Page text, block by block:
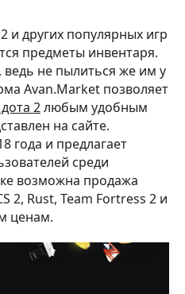
и других популярных игр
предметы инвентаря.
ведь не пылиться же им у
Avan.Market позволяет
2любым удобным
на сайте.
года и предлагает
среди
возможна продажа
2, Rust, Team Fortress 2 и
ценам.